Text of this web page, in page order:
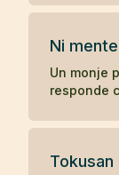
más tarde
Ni
Un monje
responde
Tokusan